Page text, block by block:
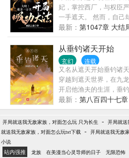
下、哈利波特、僵约）
移步正文。）
妃，掌控西厂，与权臣
一手遮天。 然而，自己
的产物，是万贵妃稳地
佑极获得了系统。 系统
功法！他花费三年的时
了天胡开局！
最新： 第1047章 大结
从垂钓诸天开始
玄幻 连载
又名从遮天开始垂钓诸
穿越到遮天世界，在九
开启他渔夫的生涯，垂
钓出一碗香喷喷的兽奶
片、元始金章、截天七
图，头顶造化玉盘，背
吾为尊！” 暂定世界：
最新： 第八百四十七
开局就送我无敌家族，对面怎么玩 只为长生 - 开局就送
就送我无敌家族，对面怎么玩txt下载 - 开局就送我无敌
小说
站内强推 龙族 在美漫当心灵导师的日子 无限恐怖